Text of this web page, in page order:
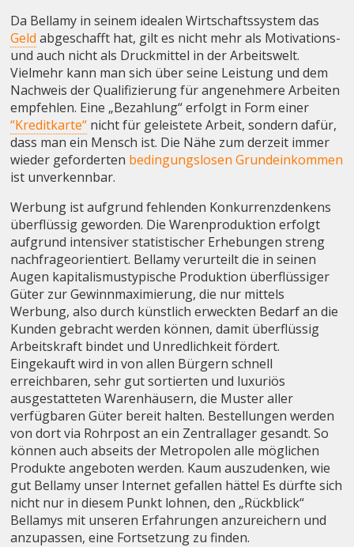
Da Bellamy in seinem idealen Wirtschaftssystem das
Geld abgeschafft hat, gilt es nicht mehr als Motivations-
und auch nicht als Druckmittel in der Arbeitswelt.
Vielmehr kann man sich über seine Leistung und dem
Nachweis der Qualifizierung für angenehmere Arbeiten
empfehlen. Eine „Bezahlung“ erfolgt in Form einer
“Kreditkarte“ nicht für geleistete Arbeit, sondern dafür,
dass man ein Mensch ist. Die Nähe zum derzeit immer
wieder geforderten bedingungslosen Grundeinkommen
ist unverkennbar.
Werbung ist aufgrund fehlenden Konkurrenzdenkens
überflüssig geworden. Die Warenproduktion erfolgt
aufgrund intensiver statistischer Erhebungen streng
nachfrageorientiert. Bellamy verurteilt die in seinen
Augen kapitalismustypische Produktion überflüssiger
Güter zur Gewinnmaximierung, die nur mittels
Werbung, also durch künstlich erweckten Bedarf an die
Kunden gebracht werden können, damit überflüssig
Arbeitskraft bindet und Unredlichkeit fördert.
Eingekauft wird in von allen Bürgern schnell
erreichbaren, sehr gut sortierten und luxuriös
ausgestatteten Warenhäusern, die Muster aller
verfügbaren Güter bereit halten. Bestellungen werden
von dort via Rohrpost an ein Zentrallager gesandt. So
können auch abseits der Metropolen alle möglichen
Produkte angeboten werden. Kaum auszudenken, wie
gut Bellamy unser Internet gefallen hätte! Es dürfte sich
nicht nur in diesem Punkt lohnen, den „Rückblick“
Bellamys mit unseren Erfahrungen anzureichern und
anzupassen, eine Fortsetzung zu finden.